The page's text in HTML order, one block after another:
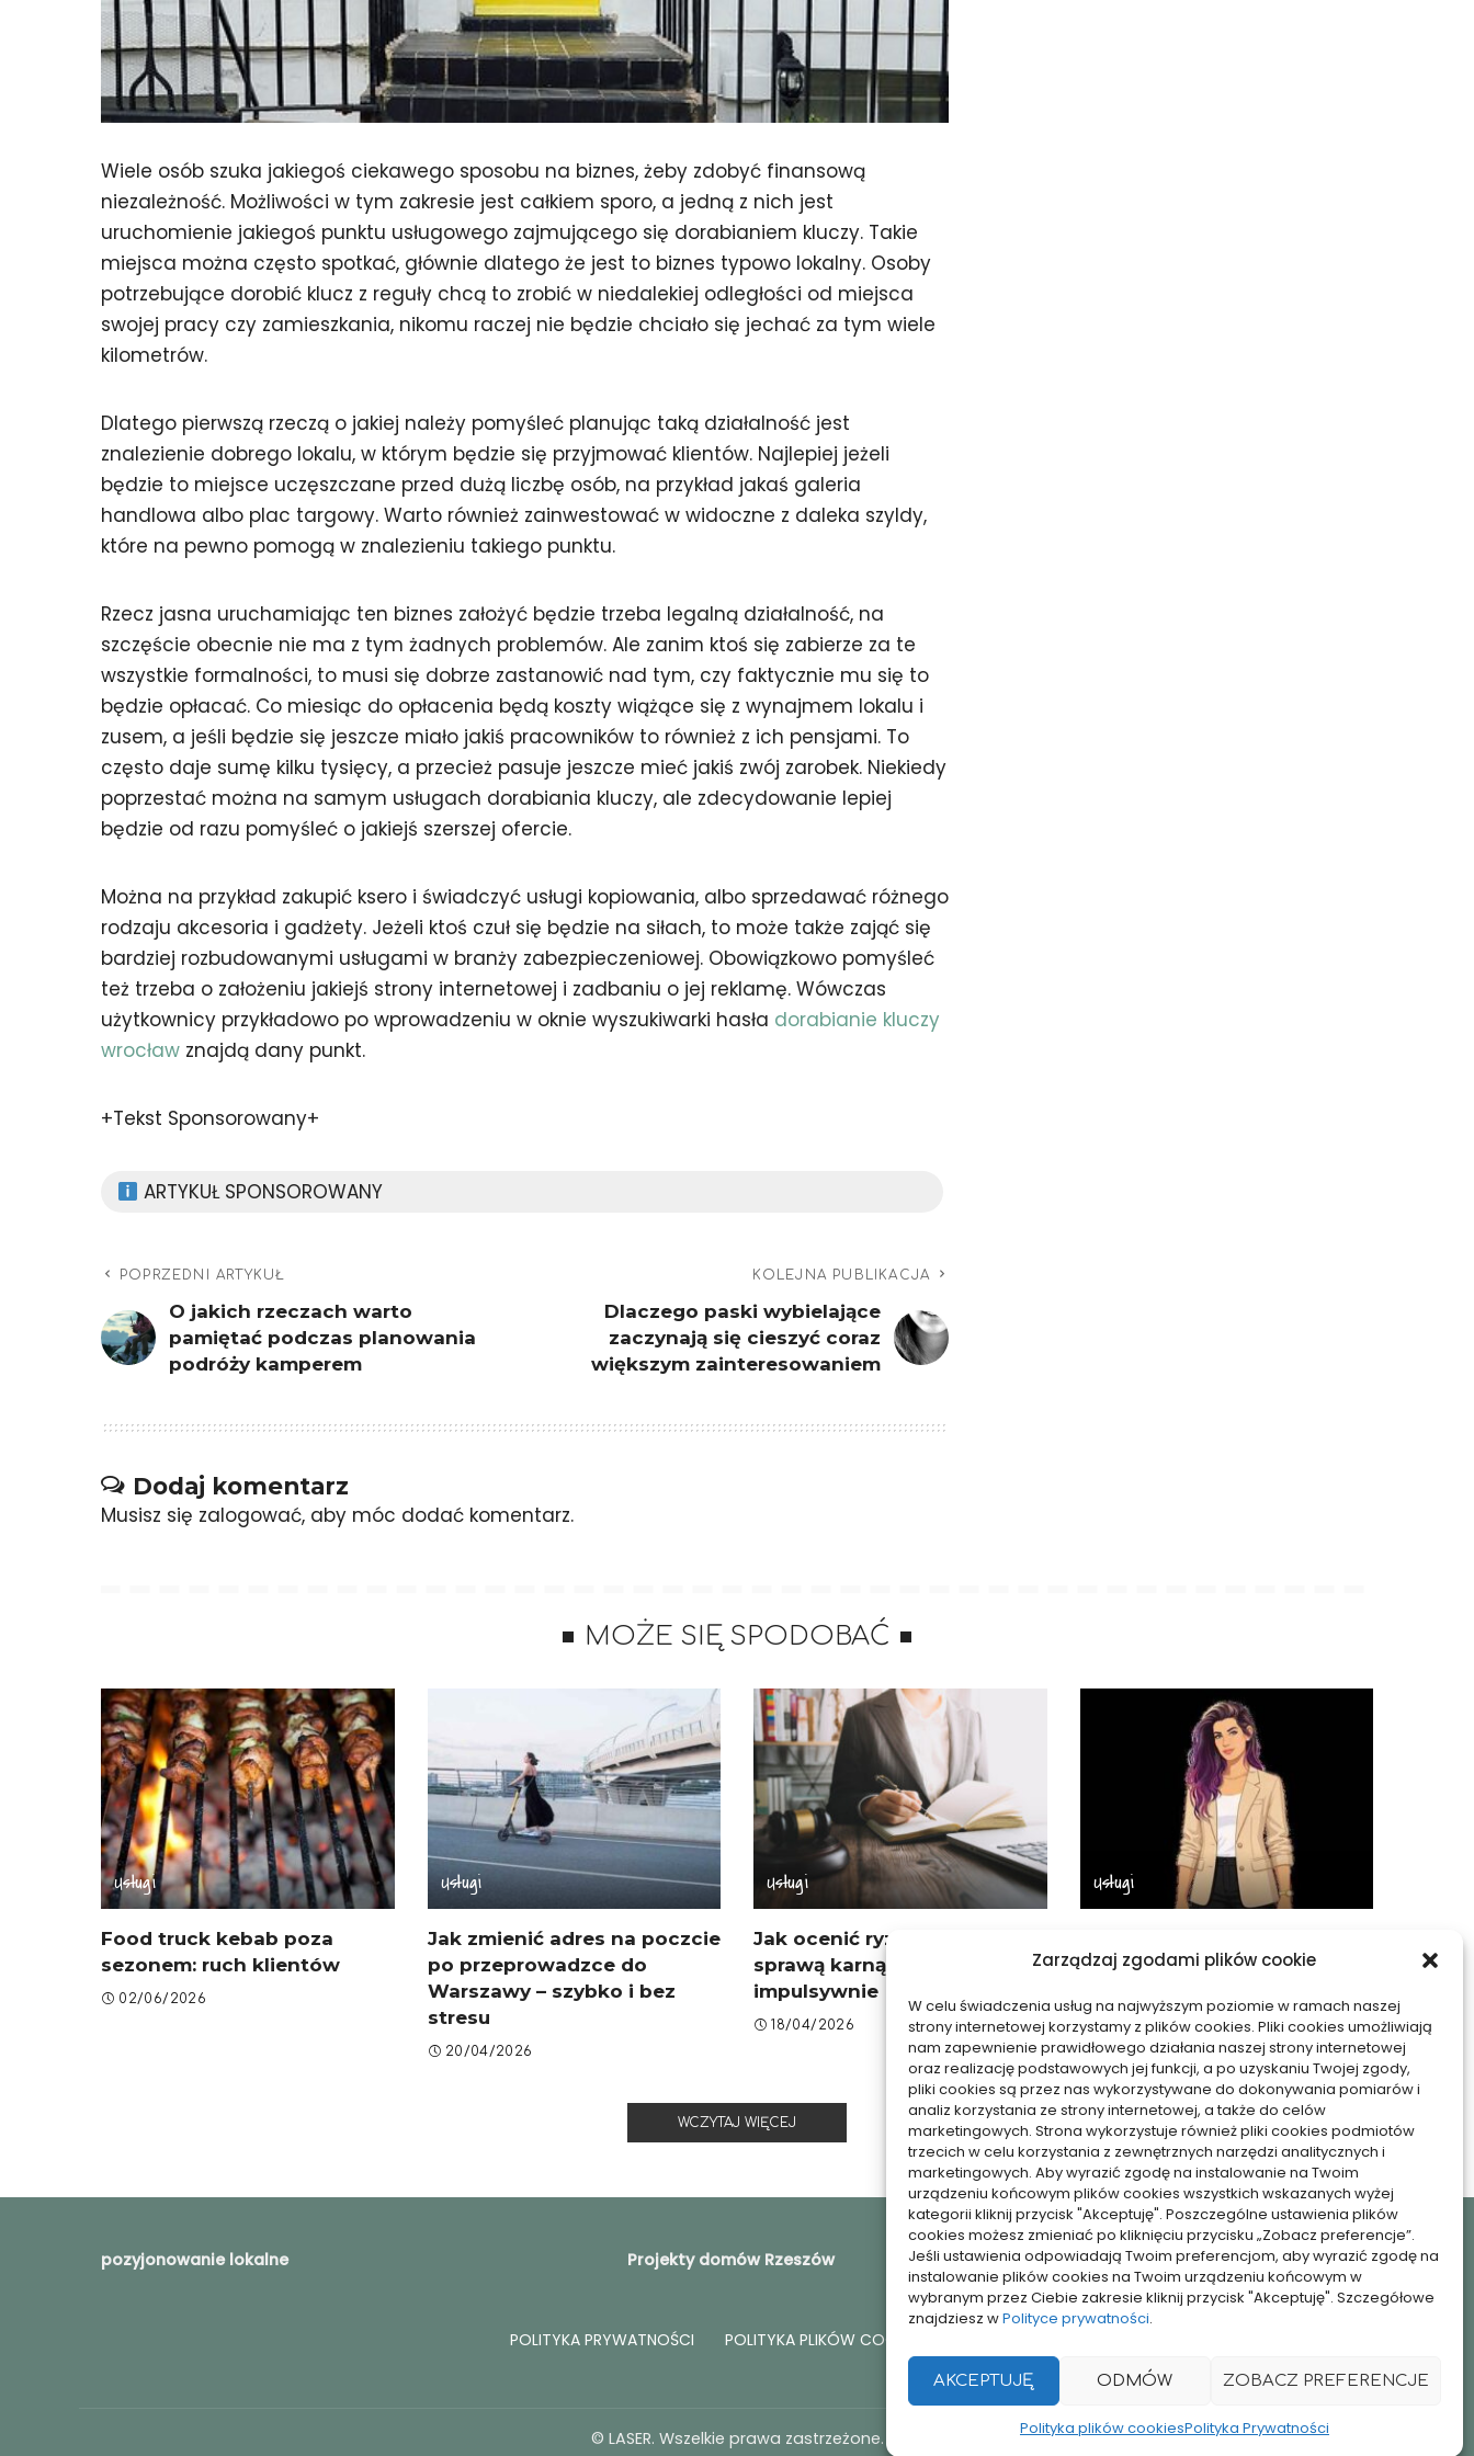
Zarządzaj zgodami plików cookie
W celu świadczenia usług na najwyższym poziomie w ramach naszej
strony internetowej korzystamy z plików cookies. Pliki cookies umożliwiają
nam zapewnienie prawidłowego działania naszej strony internetowej
oraz realizację podstawowych jej funkcji, a po uzyskaniu Twojej zgody,
pliki cookies są przez nas wykorzystywane do dokonywania pomiarów i
analiz korzystania ze strony internetowej, a także do celów
marketingowych. Strona wykorzystuje również pliki cookies podmiotów
trzecich w celu korzystania z zewnętrznych narzędzi analitycznych i
marketingowych. Aby wyrazić zgodę na instalowanie na Twoim
urządzeniu końcowym plików cookies wszystkich wskazanych wyżej
kategorii kliknij przycisk "Akceptuję". Poszczególne ustawienia plików
cookies możesz zmieniać po kliknięciu przycisku „Zobacz preferencje”.
Jeśli ustawienia odpowiadają Twoim preferencjom, aby wyrazić zgodę na
instalowanie plików cookies na Twoim urządzeniu końcowym w
wybranym przez Ciebie zakresie kliknij przycisk "Akceptuję". Szczegółowe
znajdziesz wPolityce prywatności.
AKCEPTUJĘ ODMÓW ZOBACZ PREFERENCJE
Polityka plików cookiesPolityka Prywatności
Wiele osób szuka jakiegoś ciekawego sposobu na biznes, żeby zdobyć finansową
niezależność. Możliwości w tym zakresie jest całkiem sporo, a jedną z nich jest
uruchomienie jakiegoś punktu usługowego zajmującego się dorabianiem kluczy. Takie
miejsca można często spotkać, głównie dlatego że jest to biznes typowo lokalny. Osoby
potrzebujące dorobić klucz z reguły chcą to zrobić w niedalekiej odległości od miejsca
swojej pracy czy zamieszkania, nikomu raczej nie będzie chciało się jechać za tym wiele
kilometrów.
Dlatego pierwszą rzeczą o jakiej należy pomyśleć planując taką działalność jest
znalezienie dobrego lokalu, w którym będzie się przyjmować klientów. Najlepiej jeżeli
będzie to miejsce uczęszczane przed dużą liczbę osób, na przykład jakaś galeria
handlowa albo plac targowy. Warto również zainwestować w widoczne z daleka szyldy,
które na pewno pomogą w znalezieniu takiego punktu.
Rzecz jasna uruchamiając ten biznes założyć będzie trzeba legalną działalność, na
szczęście obecnie nie ma z tym żadnych problemów. Ale zanim ktoś się zabierze za te
wszystkie formalności, to musi się dobrze zastanowić nad tym, czy faktycznie mu się to
będzie opłacać. Co miesiąc do opłacenia będą koszty wiążące się z wynajmem lokalu i
zusem, a jeśli będzie się jeszcze miało jakiś pracowników to również z ich pensjami. To
często daje sumę kilku tysięcy, a przecież pasuje jeszcze mieć jakiś zwój zarobek. Niekiedy
poprzestać można na samym usługach dorabiania kluczy, ale zdecydowanie lepiej
będzie od razu pomyśleć o jakiejś szerszej ofercie.
Można na przykład zakupić ksero i świadczyć usługi kopiowania, albo sprzedawać różnego
rodzaju akcesoria i gadżety. Jeżeli ktoś czuł się będzie na siłach, to może także zająć się
bardziej rozbudowanymi usługami w branży zabezpieczeniowej. Obowiązkowo pomyśleć
też trzeba o założeniu jakiejś strony internetowej i zadbaniu o jej reklamę. Wówczas
użytkownicy przykładowo po wprowadzeniu w oknie wyszukiwarki hasła dorabianie kluczy
wrocław znajdą dany punkt.
+Tekst Sponsorowany+
ARTYKUŁ SPONSOROWANY
POPRZEDNI ARTYKUŁ
O jakich rzeczach warto
pamiętać podczas planowania
podróży kamperem
KOLEJNA PUBLIKACJA
Dlaczego paski wybielające
zaczynają się cieszyć coraz
większym zainteresowaniem
Dodaj komentarz
Musisz się zalogować, aby móc dodać komentarz.
MOŻE SIĘ SPODOBAĆ
Usługi
Food truck kebab poza
sezonem: ruch klientów
02/06/2026
Usługi
Jak zmienić adres na poczcie
po przeprowadzce do
Warszawy – szybko i bez
stresu
20/04/2026
Usługi
Jak ocenić ryzyko przed
sprawą karną, by nie działać
impulsywnie
18/04/2026
Usługi
tłumaczenia
konkretne czynniki
15/01/2026
WCZYTAJ WIĘCEJ
pozyjonowanie lokalne Projekty domów Rzeszów
POLITYKA PRYWATNOŚCI POLITYKA PLIKÓW COOKIES (EU)
© LASER. Wszelkie prawa zastrzeżone.